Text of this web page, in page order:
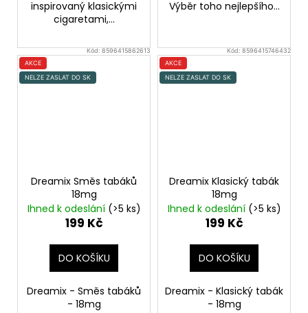
inspirovaný klasickými
cigaretami,...
Výběr toho nejlepšího...
Kód: 8596415862613
AKCE
NELZE ZASLAT DO SK
Dreamix Směs tabáků
18mg
Ihned k odeslání (>5 ks)
199 Kč
DO KOŠÍKU
Dreamix - Směs tabáků
- 18mg
Kód: 8596415746432
AKCE
NELZE ZASLAT DO SK
Dreamix Klasický tabák
18mg
Ihned k odeslání (>5 ks)
199 Kč
DO KOŠÍKU
Dreamix - Klasický tabák
- 18mg